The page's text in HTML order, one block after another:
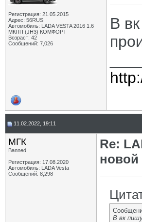
Регистрация: 21.05.2015
Адрес: 56RUS
Автомобиль: LADA VESTA 2016 1.6
МКПП (JH3) КОМФОРТ
Возраст: 42
Сообщений: 7,026
В
11.02.2022, 19:11
МГК
Banned
Регистрация: 17.08.2020
Автомобиль: LADA Vesta
Сообщений: 8,298
Re:
В вк